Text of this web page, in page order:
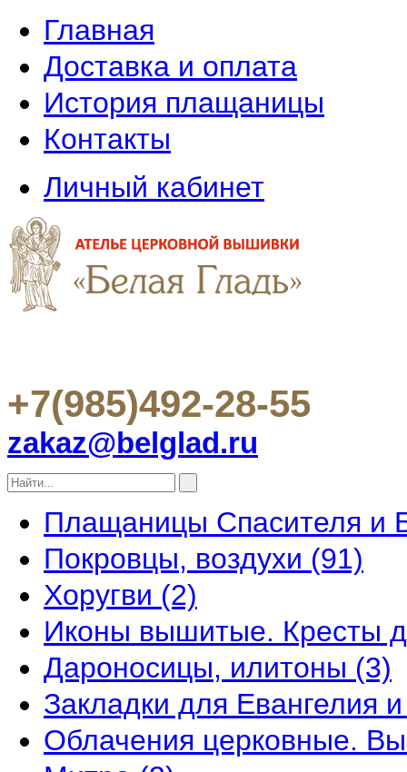
Главная
Доставка и оплата
История плащаницы
Контакты
Личный кабинет
+7(985)492-28-55
zakaz@belglad.ru
Плащаницы Спасителя и
Покровцы, воздухи (91)
Хоругви (2)
Иконы вышитые. Кресты
Дароносицы, илитоны (3)
Закладки для Евангелия
Облачения церковные.